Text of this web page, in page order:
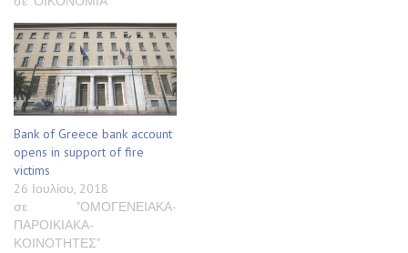
Bank of Greece bank account
opens in support of fire
victims
26 Ιουλίου, 2018
σε "ΟΜΟΓΕΝΕΙΑΚΑ-
ΠΑΡΟΙΚΙΑΚΑ-
ΚΟΙΝΟΤΗΤΕΣ"